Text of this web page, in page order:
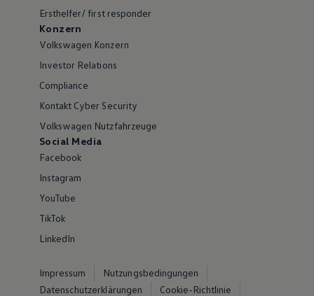
Ersthelfer/ first responder
Konzern
Volkswagen Konzern
Investor Relations
Compliance
Kontakt Cyber Security
Volkswagen Nutzfahrzeuge
Social Media
Facebook
Instagram
YouTube
TikTok
LinkedIn
Impressum
Nutzungsbedingungen
Datenschutzerklärungen
Cookie-Richtlinie